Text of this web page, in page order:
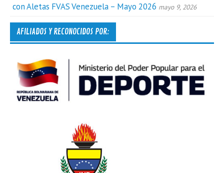
con Aletas FVAS Venezuela – Mayo 2026 mayo 9, 2026
AFILIADOS Y RECONOCIDOS POR: